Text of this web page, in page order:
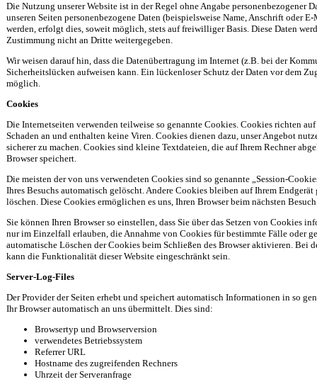
Die Nutzung unserer Website ist in der Regel ohne Angabe personenbezogener
unseren Seiten personenbezogene Daten (beispielsweise Name, Anschrift oder
werden, erfolgt dies, soweit möglich, stets auf freiwilliger Basis. Diese Daten
Zustimmung nicht an Dritte weitergegeben.
Wir weisen darauf hin, dass die Datenübertragung im Internet (z.B. bei der
Sicherheitslücken aufweisen kann. Ein lückenloser Schutz der Daten vor dem
möglich.
Cookies
Die Internetseiten verwenden teilweise so genannte Cookies. Cookies richten
Schaden an und enthalten keine Viren. Cookies dienen dazu, unser Angebot
sicherer zu machen. Cookies sind kleine Textdateien, die auf Ihrem Rechner
Browser speichert.
Die meisten der von uns verwendeten Cookies sind so genannte „Session-
Ihres Besuchs automatisch gelöscht. Andere Cookies bleiben auf Ihrem Endgerät
löschen. Diese Cookies ermöglichen es uns, Ihren Browser beim nächsten
Sie können Ihren Browser so einstellen, dass Sie über das Setzen von Cookies
nur im Einzelfall erlauben, die Annahme von Cookies für bestimmte Fälle oder
automatische Löschen der Cookies beim Schließen des Browser aktivieren. Bei
kann die Funktionalität dieser Website eingeschränkt sein.
Server-Log-Files
Der Provider der Seiten erhebt und speichert automatisch Informationen in so
Ihr Browser automatisch an uns übermittelt. Dies sind:
Browsertyp und Browserversion
verwendetes Betriebssystem
Referrer URL
Hostname des zugreifenden Rechners
Uhrzeit der Serveranfrage